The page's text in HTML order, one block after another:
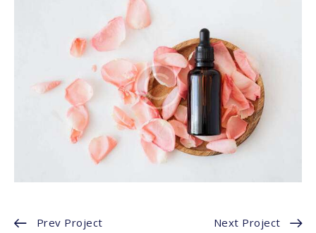
Prev Project Next Project